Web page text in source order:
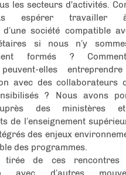
les secteurs d'activités.
espérer
société compatible
si nous n’y
formés ?
elles
avec des collaborateurs
? Nous avons
des ministères
de l’enseignement
des enjeux
des programmes.
tirée de ces